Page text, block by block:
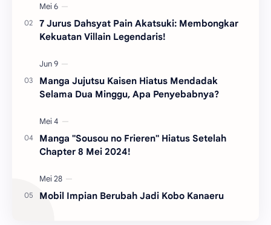
7 Jurus Dahsyat Pain Akatsuki: Membongkar
Kekuatan Villain Legendaris!
Manga Jujutsu Kaisen Hiatus Mendadak
Selama Dua Minggu, Apa Penyebabnya?
Manga "Sousou no Frieren" Hiatus Setelah
Chapter 8 Mei 2024!
Mobil Impian Berubah Jadi Kobo Kanaeru